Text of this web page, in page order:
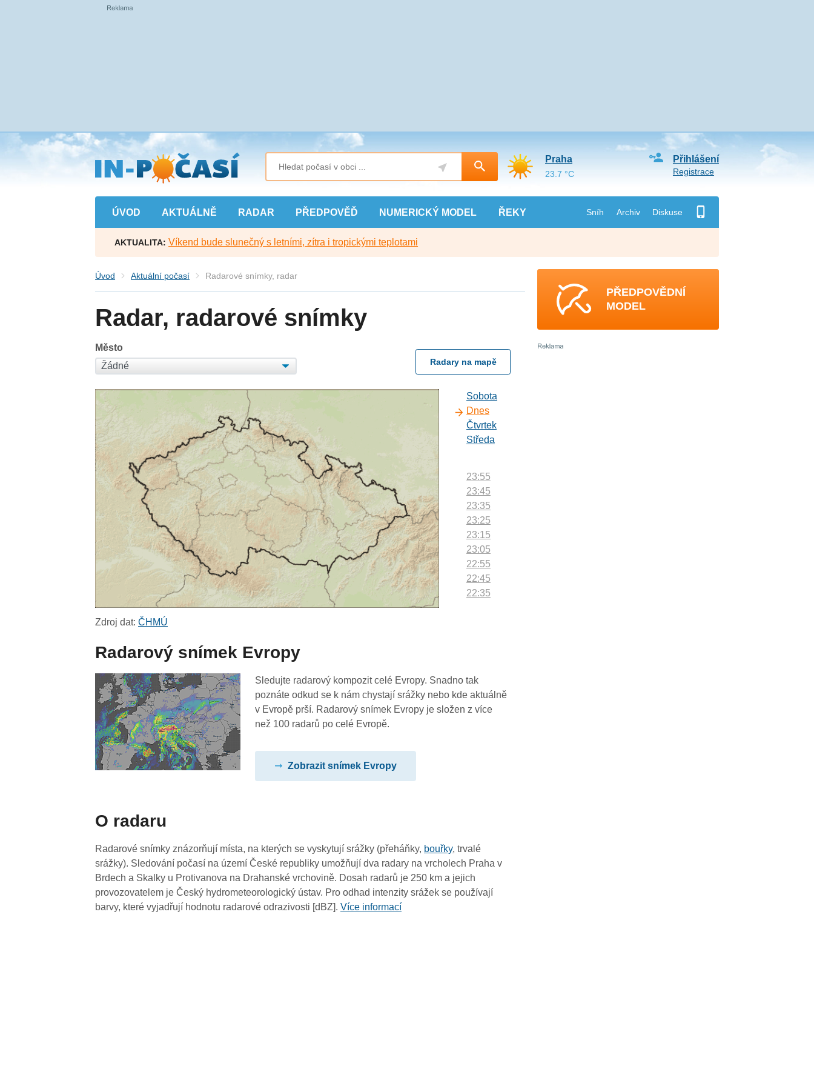
Přejít
na
hlavní
obsah
ÚVOD AKTUÁLNĚ RADAR PŘEDPOVĚĎ NUMERICKÝ MODEL ŘEKY Sníh Archiv Diskuse
Přihlášení
Registrace
Praha
23.7 °C
AKTUALITA: Víkend bude slunečný s letními, zítra i tropickými teplotami
Úvod Aktuální počasí Radarové snímky, radar
Radar, radarové snímky
Město
Radary na mapě
Sobota
Dnes
Čtvrtek
Středa
23:55
23:45
23:35
23:25
23:15
23:05
22:55
22:45
22:35
21:35
21:25
21:15
19:35
19:25
19:15
19:05
Zdroj dat:ČHMÚ
Radarový snímek Evropy
Sledujte radarový kompozit celé Evropy. Snadno tak
poznáte odkud se k nám chystají srážky nebo kde aktuálně
v Evropě prší. Radarový snímek Evropy je složen z více
než 100 radarů po celé Evropě.
Zobrazit snímek Evropy
O radaru
Radarové snímky znázorňují místa, na kterých se vyskytují srážky (přeháňky, bouřky, trvalé
srážky). Sledování počasí na území České republiky umožňují dva radary na vrcholech Praha v
Brdech a Skalky u Protivanova na Drahanské vrchovině. Dosah radarů je 250 km a jejich
provozovatelem je Český hydrometeorologický ústav. Pro odhad intenzity srážek se používají
barvy, které vyjadřují hodnotu radarové odrazivosti [dBZ].Více informací
PŘEDPOVĚDNÍ
MODEL